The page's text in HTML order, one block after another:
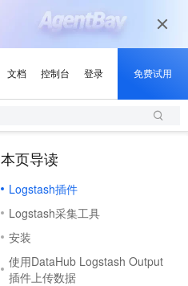
本页导读
Logstash插件
Logstash采集工具
安装
使用DataHub Logstash Output
插件上传数据